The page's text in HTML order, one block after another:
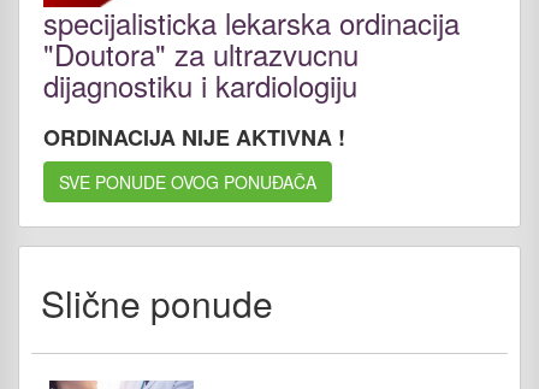
specijalisticka lekarska ordinacija
"Doutora" za ultrazvucnu
dijagnostiku i kardiologiju
ORDINACIJA NIJE AKTIVNA !
SVE PONUDE OVOG PONUĐAČA
Slične ponude